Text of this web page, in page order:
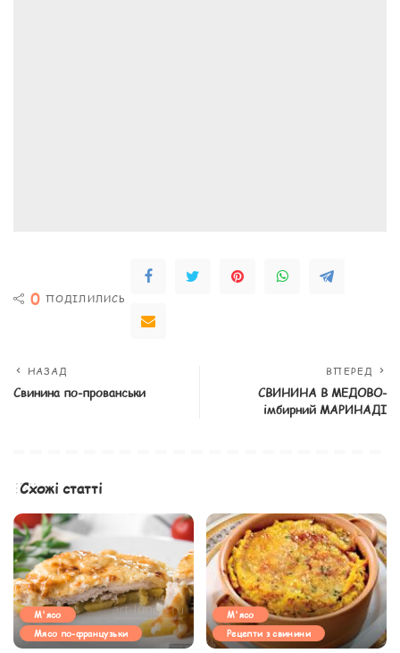
0 ПОДІЛИЛИСЬ
НАЗАД
Свинина по-прованськи
ВПЕРЕД
СВИНИНА В МЕДОВО-
імбирний МАРИНАДІ
Схожі статті
М'ясо
Мясо по-французьки
М'ясо
Рецепти з свинини